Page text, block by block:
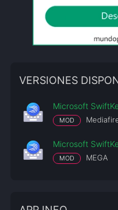
VERSIONES
Microsoft
MOD
Microsoft
MOD MEGA